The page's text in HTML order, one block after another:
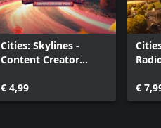
Cities: Skylines -
Content Creator
(Win 10)
€ 4,99
€